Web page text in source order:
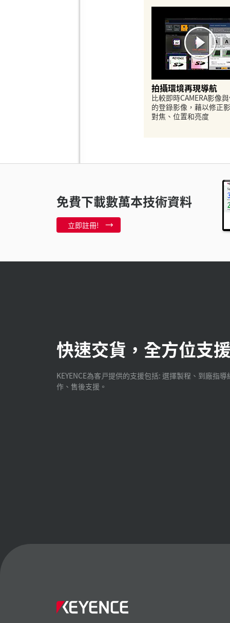
拍攝環境再現導航
比較即時CAMERA影像
的登錄影像，藉以修正
對焦、位置和亮度
免費下載數萬本技術資料
立即註冊!
快速交貨，全方位支
KEYENCE為客戸提供的支援包括: 選擇製程、到廠指導
作、售後支援。